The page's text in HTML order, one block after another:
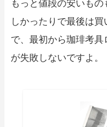
もっと値段の安いも
しかったりで最後は
で、最初から珈琲考
が失敗しないですよ。